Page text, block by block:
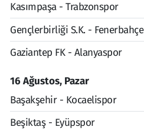
Kasımpaşa - Trabzonspor
Gençlerbirliği S.K. - Fenerbahçe
Gaziantep FK - Alanyaspor
16 Ağustos, Pazar
Başakşehir - Kocaelispor
Beşiktaş - Eyüpspor